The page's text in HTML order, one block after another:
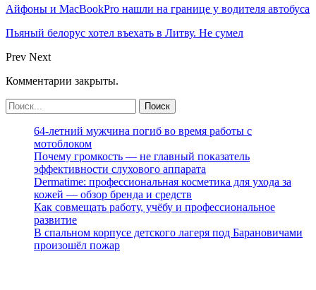
Айфоны и MacBookPro нашли на границе у водителя автобуса
Пьяный белорус хотел въехать в Литву. Не сумел
Prev Next
Комментарии закрыты.
64-летний мужчина погиб во время работы с
мотоблоком
Почему громкость — не главный показатель
эффективности слухового аппарата
Dermatime: профессиональная косметика для ухода за
кожей — обзор бренда и средств
Как совмещать работу, учёбу и профессиональное
развитие
В спальном корпусе детского лагеря под Барановичами
произошёл пожар